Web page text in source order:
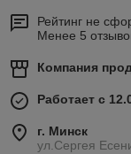
Рейтинг не
Менее 5
Компания
Работает с
г. Минск
ул.Сергея